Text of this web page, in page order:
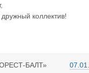
коллектив!
БАЛТ»